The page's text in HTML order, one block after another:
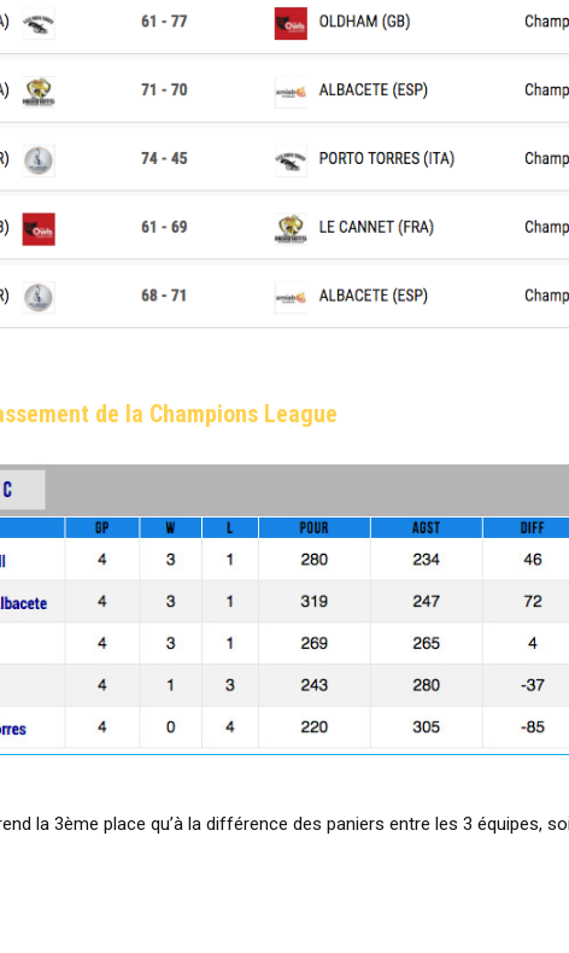
de la Champions League
la 3ème place qu’à la différence des paniers entre les 3 équipes,